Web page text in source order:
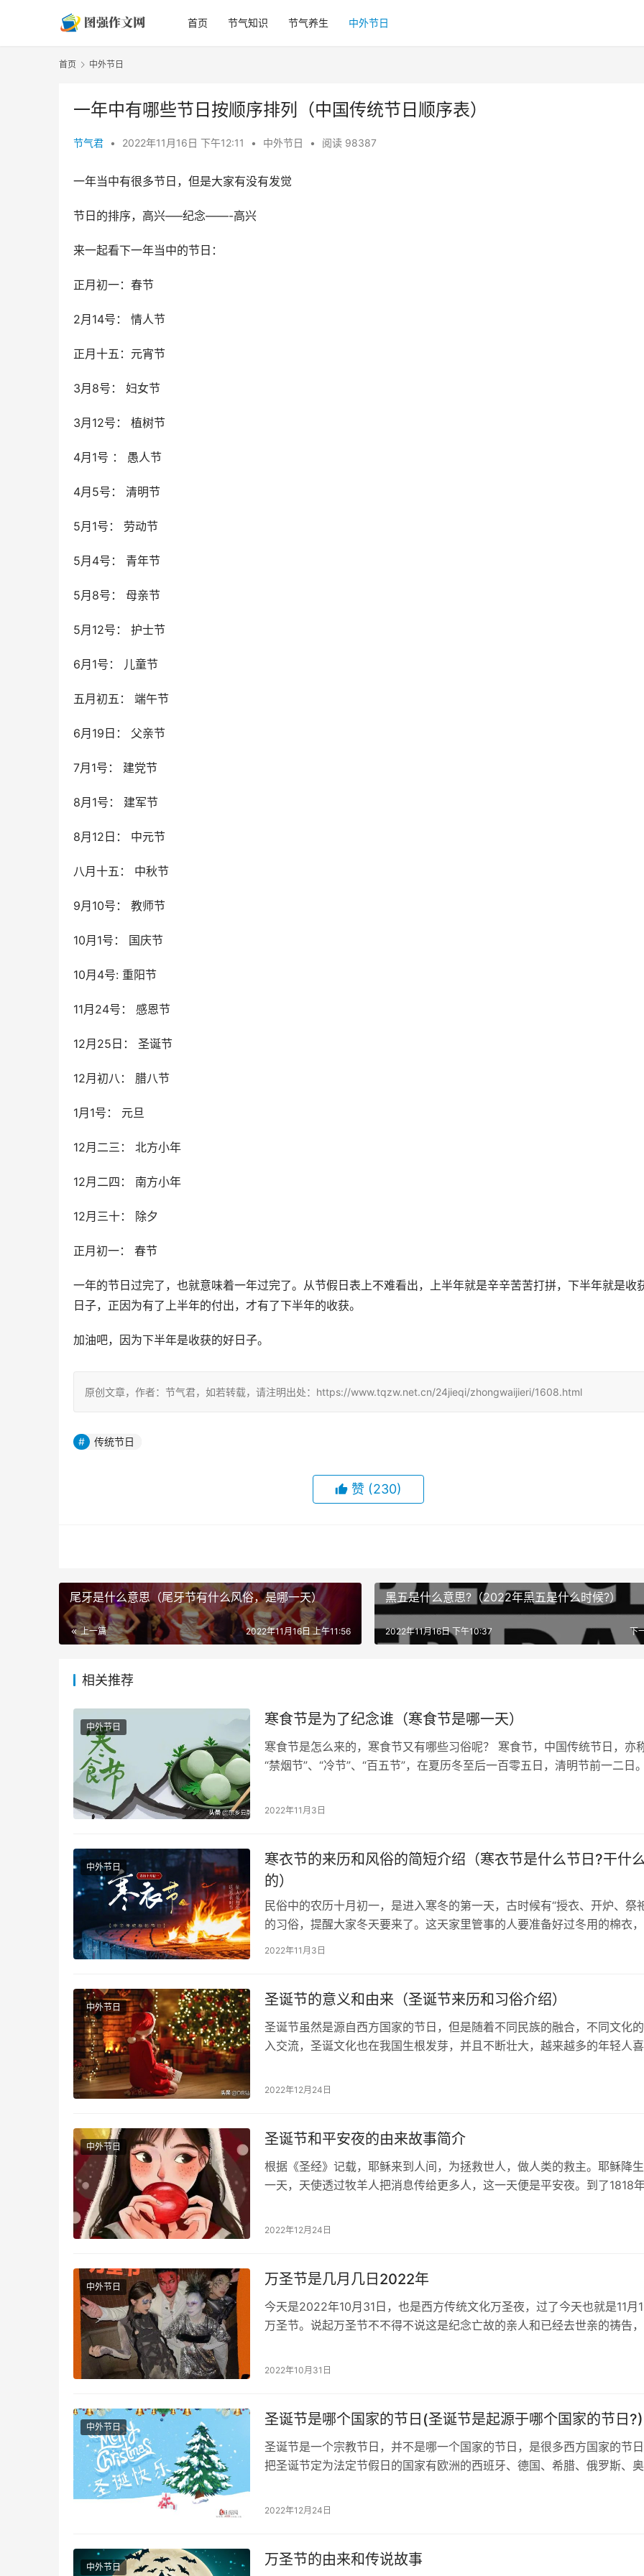
首页 节气知识 节气养生 中外节日
首页 中外节日
一年中有哪些节日按顺序排列（中国传统节日顺序表）
节气君 • 2022年11月16日 下午12:11 • 中外节日 • 阅读 98387
一年当中有很多节日，但是大家有没有发觉
节日的排序，高兴—–纪念——-高兴
来一起看下一年当中的节日：
正月初一：春节
2月14号： 情人节
正月十五：元宵节
3月8号： 妇女节
3月12号： 植树节
4月1号 ： 愚人节
4月5号： 清明节
5月1号： 劳动节
5月4号： 青年节
5月8号： 母亲节
5月12号： 护士节
6月1号： 儿童节
五月初五： 端午节
6月19日： 父亲节
7月1号： 建党节
8月1号： 建军节
8月12日： 中元节
八月十五： 中秋节
9月10号： 教师节
10月1号： 国庆节
10月4号: 重阳节
11月24号： 感恩节
12月25日： 圣诞节
12月初八： 腊八节
1月1号： 元旦
12月二三： 北方小年
12月二四： 南方小年
12月三十： 除夕
正月初一： 春节
一年的节日过完了，也就意味着一年过完了。从节假日表上不难看出，上半年就是辛辛苦苦打拼，下半年就是收
日子，正因为有了上半年的付出，才有了下半年的收获。
加油吧，因为下半年是收获的好日子。
原创文章，作者：节气君，如若转载，请注明出处：https://www.tqzw.net.cn/24jieqi/zhongwaijieri/1608.html
传统节日
赞 (230)
尾牙是什么意思（尾牙节有什么风俗，是哪一天）
上一篇 2022年11月16日 上午11:56
黑五是什么意思?（2022年黑五是什么时候?）
下
2022年11月16日 下午10:37
相关推荐
中外节日 寒食节是为了纪念谁（寒食节是哪一天）
寒食节是怎么来的，寒食节又有哪些习俗呢？ 寒食节，中国传统节日，亦
“禁烟节”、“冷节”、“百五节”，在夏历冬至后一百零五日，清明节前一二日
2022年11月3日
中外节日
寒衣节的来历和风俗的简短介绍（寒衣节是什么节日?干什
的）
民俗中的农历十月初一，是进入寒冬的第一天，古时候有“授衣、开炉、祭
的习俗，提醒大家冬天要来了。这天家里管事的人要准备好过冬用的棉衣，
给在远方戍边、服徭役的亲人们御寒，所以这天…
2022年11月3日
中外节日 圣诞节的意义和由来（圣诞节来历和习俗介绍）
圣诞节虽然是源自西方国家的节日，但是随着不同民族的融合，不同文化
入交流，圣诞文化也在我国生根发芽，并且不断壮大，越来越多的年轻人喜
2022年12月24日
中外节日 圣诞节和平安夜的由来故事简介
根据《圣经》记载，耶稣来到人间，为拯救世人，做人类的救主。耶稣降
一天，天使透过牧羊人把消息传给更多人，这一天便是平安夜。到了1818
2022年12月24日
中外节日 万圣节是几月几日2022年
今天是2022年10月31日，也是西方传统文化万圣夜，过了今天也就是11月1
万圣节。说起万圣节不不得不说这是纪念亡故的亲人和已经去世亲的祷告，
2022年10月31日
中外节日 圣诞节是哪个国家的节日(圣诞节是起源于哪个国家的节日?)
圣诞节是一个宗教节日，并不是哪一个国家的节日，是很多西方国家的节日
把圣诞节定为法定节假日的国家有欧洲的西班牙、德国、希腊、俄罗斯、奥
2022年12月24日
中外节日 万圣节的由来和传说故事